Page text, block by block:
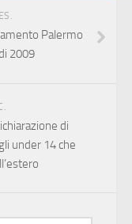
Palermo
2009
di
under 14 che